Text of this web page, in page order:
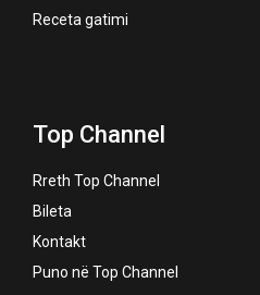
Receta gatimi
Top Channel
Rreth Top Channel
Bileta
Kontakt
Puno në Top Channel